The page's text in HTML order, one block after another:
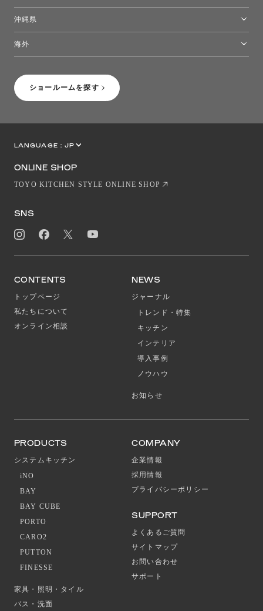
ショールームを探す
沖縄県
海外
LANGUAGE : JP
ONLINE SHOP
TOYO KITCHEN STYLE ONLINE SHOP
SNS
CONTENTS
トップページ
私たちについて
オンライン相談
NEWS
ジャーナル
トレンド・特集
キッチン
インテリア
導入事例
ノウハウ
お知らせ
PRODUCTS
システムキッチン
iNO
BAY
BAY CUBE
PORTO
CARO2
PUTTON
FINESSE
家具・照明・タイル
バス・洗面
COMPANY
企業情報
採用情報
プライバシーポリシー
SUPPORT
よくあるご質問
サイトマップ
お問い合わせ
サポート